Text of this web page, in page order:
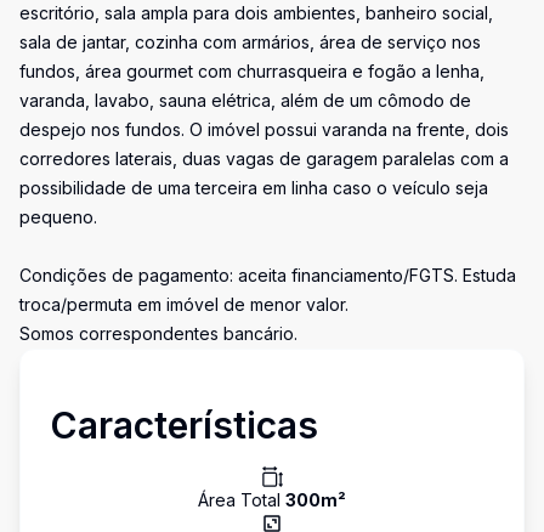
escritório, sala ampla para dois ambientes, banheiro social,
sala de jantar, cozinha com armários, área de serviço nos
fundos, área gourmet com churrasqueira e fogão a lenha,
varanda, lavabo, sauna elétrica, além de um cômodo de
despejo nos fundos. O imóvel possui varanda na frente, dois
corredores laterais, duas vagas de garagem paralelas com a
possibilidade de uma terceira em linha caso o veículo seja
pequeno.
Condições de pagamento: aceita financiamento/FGTS. Estuda
troca/permuta em imóvel de menor valor.
Somos correspondentes bancário.
Características
Área Total 300m²